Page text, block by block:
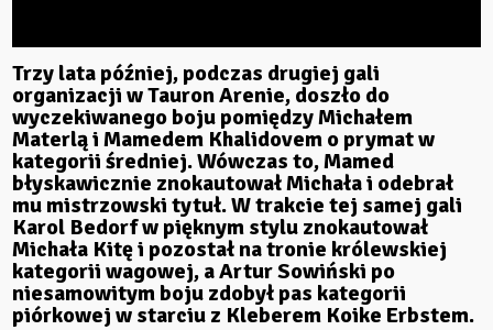
Trzy lata później, podczas drugiej gali
organizacji w Tauron Arenie, doszło do
wyczekiwanego boju pomiędzy Michałem
Materlą i Mamedem Khalidovem o prymat w
kategorii średniej. Wówczas to, Mamed
błyskawicznie znokautował Michała i odebrał
mu mistrzowski tytuł. W trakcie tej samej gali
Karol Bedorf w pięknym stylu znokautował
Michała Kitę i pozostał na tronie królewskiej
kategorii wagowej, a Artur Sowiński po
niesamowitym boju zdobył pas kategorii
piórkowej w starciu z Kleberem Koike Erbstem.